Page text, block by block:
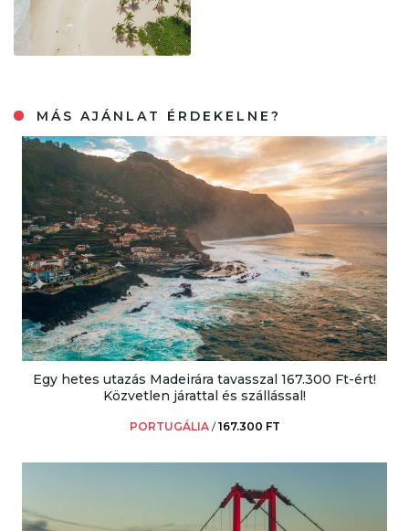
MÁS AJÁNLAT ÉRDEKELNE?
Egy hetes utazás Madeirára tavasszal 167.300 Ft-ért!
Közvetlen járattal és szállással!
PORTUGÁLIA /167.300 FT